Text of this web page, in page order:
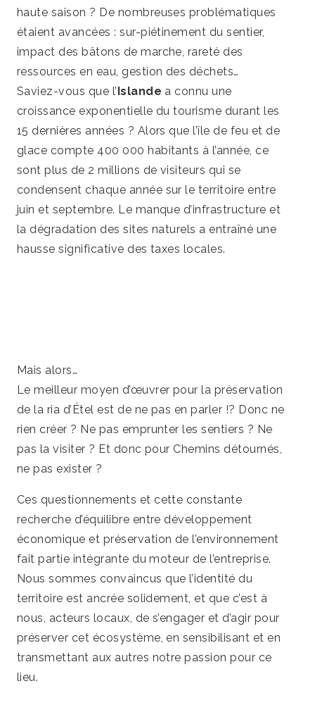
haute saison ? De nombreuses problématiques
étaient avancées : sur-piétinement du sentier,
impact des bâtons de marche, rareté des
ressources en eau, gestion des déchets…
Saviez-vous que l’Islande a connu une
croissance exponentielle du tourisme durant les
15 dernières années ? Alors que l’île de feu et de
glace compte 400 000 habitants à l’année, ce
sont plus de 2 millions de visiteurs qui se
condensent chaque année sur le territoire entre
juin et septembre. Le manque d’infrastructure et
la dégradation des sites naturels a entraîné une
hausse significative des taxes locales.
Mais alors…
Le meilleur moyen d’œuvrer pour la préservation
de la ria d’Étel est de ne pas en parler !? Donc ne
rien créer ? Ne pas emprunter les sentiers ? Ne
pas la visiter ? Et donc pour Chemins détournés,
ne pas exister ?
Ces questionnements et cette constante
recherche d’équilibre entre développement
économique et préservation de l’environnement
fait partie intégrante du moteur de l’entreprise.
Nous sommes convaincus que l’identité du
territoire est ancrée solidement, et que c’est à
nous, acteurs locaux, de s’engager et d’agir pour
préserver cet écosystème, en sensibilisant et en
transmettant aux autres notre passion pour ce
lieu.